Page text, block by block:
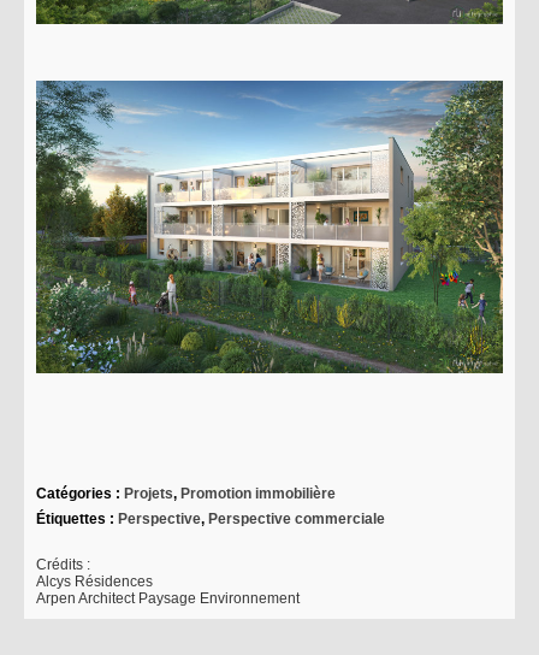
Catégories : Projets, Promotion immobilière
Étiquettes : Perspective, Perspective commerciale
Crédits :
Alcys Résidences
Arpen Architect Paysage Environnement